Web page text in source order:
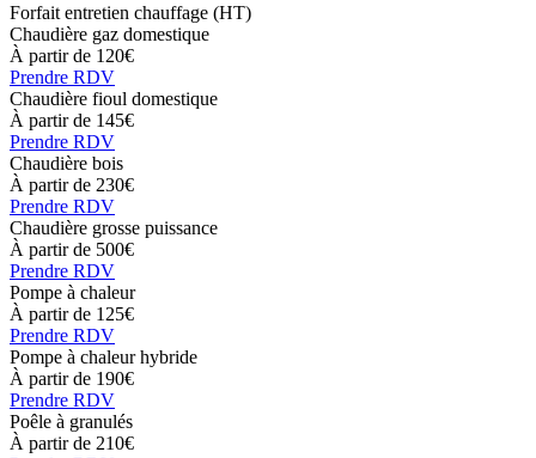
Forfait entretien chauffage (HT)
Chaudière gaz domestique
À partir de 120€
Prendre RDV
Chaudière fioul domestique
À partir de 145€
Prendre RDV
Chaudière bois
À partir de 230€
Prendre RDV
Chaudière grosse puissance
À partir de 500€
Prendre RDV
Pompe à chaleur
À partir de 125€
Prendre RDV
Pompe à chaleur hybride
À partir de 190€
Prendre RDV
Poêle à granulés
À partir de 210€